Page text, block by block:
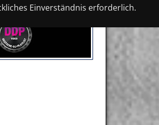
Einverständnis erforderlich.